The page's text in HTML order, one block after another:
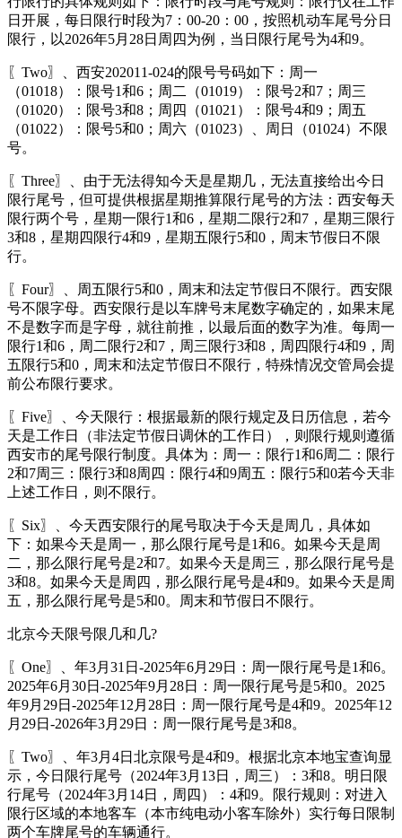
日开展，每日限行时段为7：00-20：00，按照机动车尾号分日
限行，以2026年5月28日周四为例，当日限行尾号为4和9。
〖Two〗、西安202011-024的限号号码如下：周一
（01018）：限号1和6；周二（01019）：限号2和7；周三
（01020）：限号3和8；周四（01021）：限号4和9；周五
（01022）：限号5和0；周六（01023）、周日（01024）不限
号。
〖Three〗、由于无法得知今天是星期几，无法直接给出今日
限行尾号，但可提供根据星期推算限行尾号的方法：西安每天
限行两个号，星期一限行1和6，星期二限行2和7，星期三限行
3和8，星期四限行4和9，星期五限行5和0，周末节假日不限
行。
〖Four〗、周五限行5和0，周末和法定节假日不限行。西安限
号不限字母。西安限行是以车牌号末尾数字确定的，如果末尾
不是数字而是字母，就往前推，以最后面的数字为准。每周一
限行1和6，周二限行2和7，周三限行3和8，周四限行4和9，周
五限行5和0，周末和法定节假日不限行，特殊情况交管局会提
前公布限行要求。
〖Five〗、今天限行：根据最新的限行规定及日历信息，若今
天是工作日（非法定节假日调休的工作日），则限行规则遵循
西安市的尾号限行制度。具体为：周一：限行1和6周二：限行
2和7周三：限行3和8周四：限行4和9周五：限行5和0若今天非
上述工作日，则不限行。
〖Six〗、今天西安限行的尾号取决于今天是周几，具体如
下：如果今天是周一，那么限行尾号是1和6。如果今天是周
二，那么限行尾号是2和7。如果今天是周三，那么限行尾号是
3和8。如果今天是周四，那么限行尾号是4和9。如果今天是周
五，那么限行尾号是5和0。周末和节假日不限行。
北京今天限号限几和几?
〖One〗、年3月31日-2025年6月29日：周一限行尾号是1和6。
2025年6月30日-2025年9月28日：周一限行尾号是5和0。2025
年9月29日-2025年12月28日：周一限行尾号是4和9。2025年12
月29日-2026年3月29日：周一限行尾号是3和8。
〖Two〗、年3月4日北京限号是4和9。根据北京本地宝查询显
示，今日限行尾号（2024年3月13日，周三）：3和8。明日限
行尾号（2024年3月14日，周四）：4和9。限行规则：对进入
限行区域的本地客车（本市纯电动小客车除外）实行每日限制
两个车牌尾号的车辆通行。